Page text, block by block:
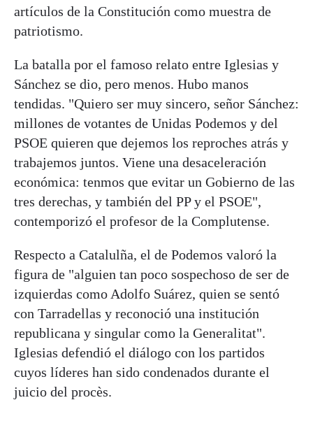
artículos de la Constitución como muestra de
patriotismo.
La batalla por el famoso relato entre Iglesias y
Sánchez se dio, pero menos. Hubo manos
tendidas. "Quiero ser muy sincero, señor Sánchez:
millones de votantes de Unidas Podemos y del
PSOE quieren que dejemos los reproches atrás y
trabajemos juntos. Viene una desaceleración
económica: tenmos que evitar un Gobierno de las
tres derechas, y también del PP y el PSOE",
contemporizó el profesor de la Complutense.
Respecto a Catalulña, el de Podemos valoró la
figura de "alguien tan poco sospechoso de ser de
izquierdas como Adolfo Suárez, quien se sentó
con Tarradellas y reconoció una institución
republicana y singular como la Generalitat".
Iglesias defendió el diálogo con los partidos
cuyos líderes han sido condenados durante el
juicio del procès.